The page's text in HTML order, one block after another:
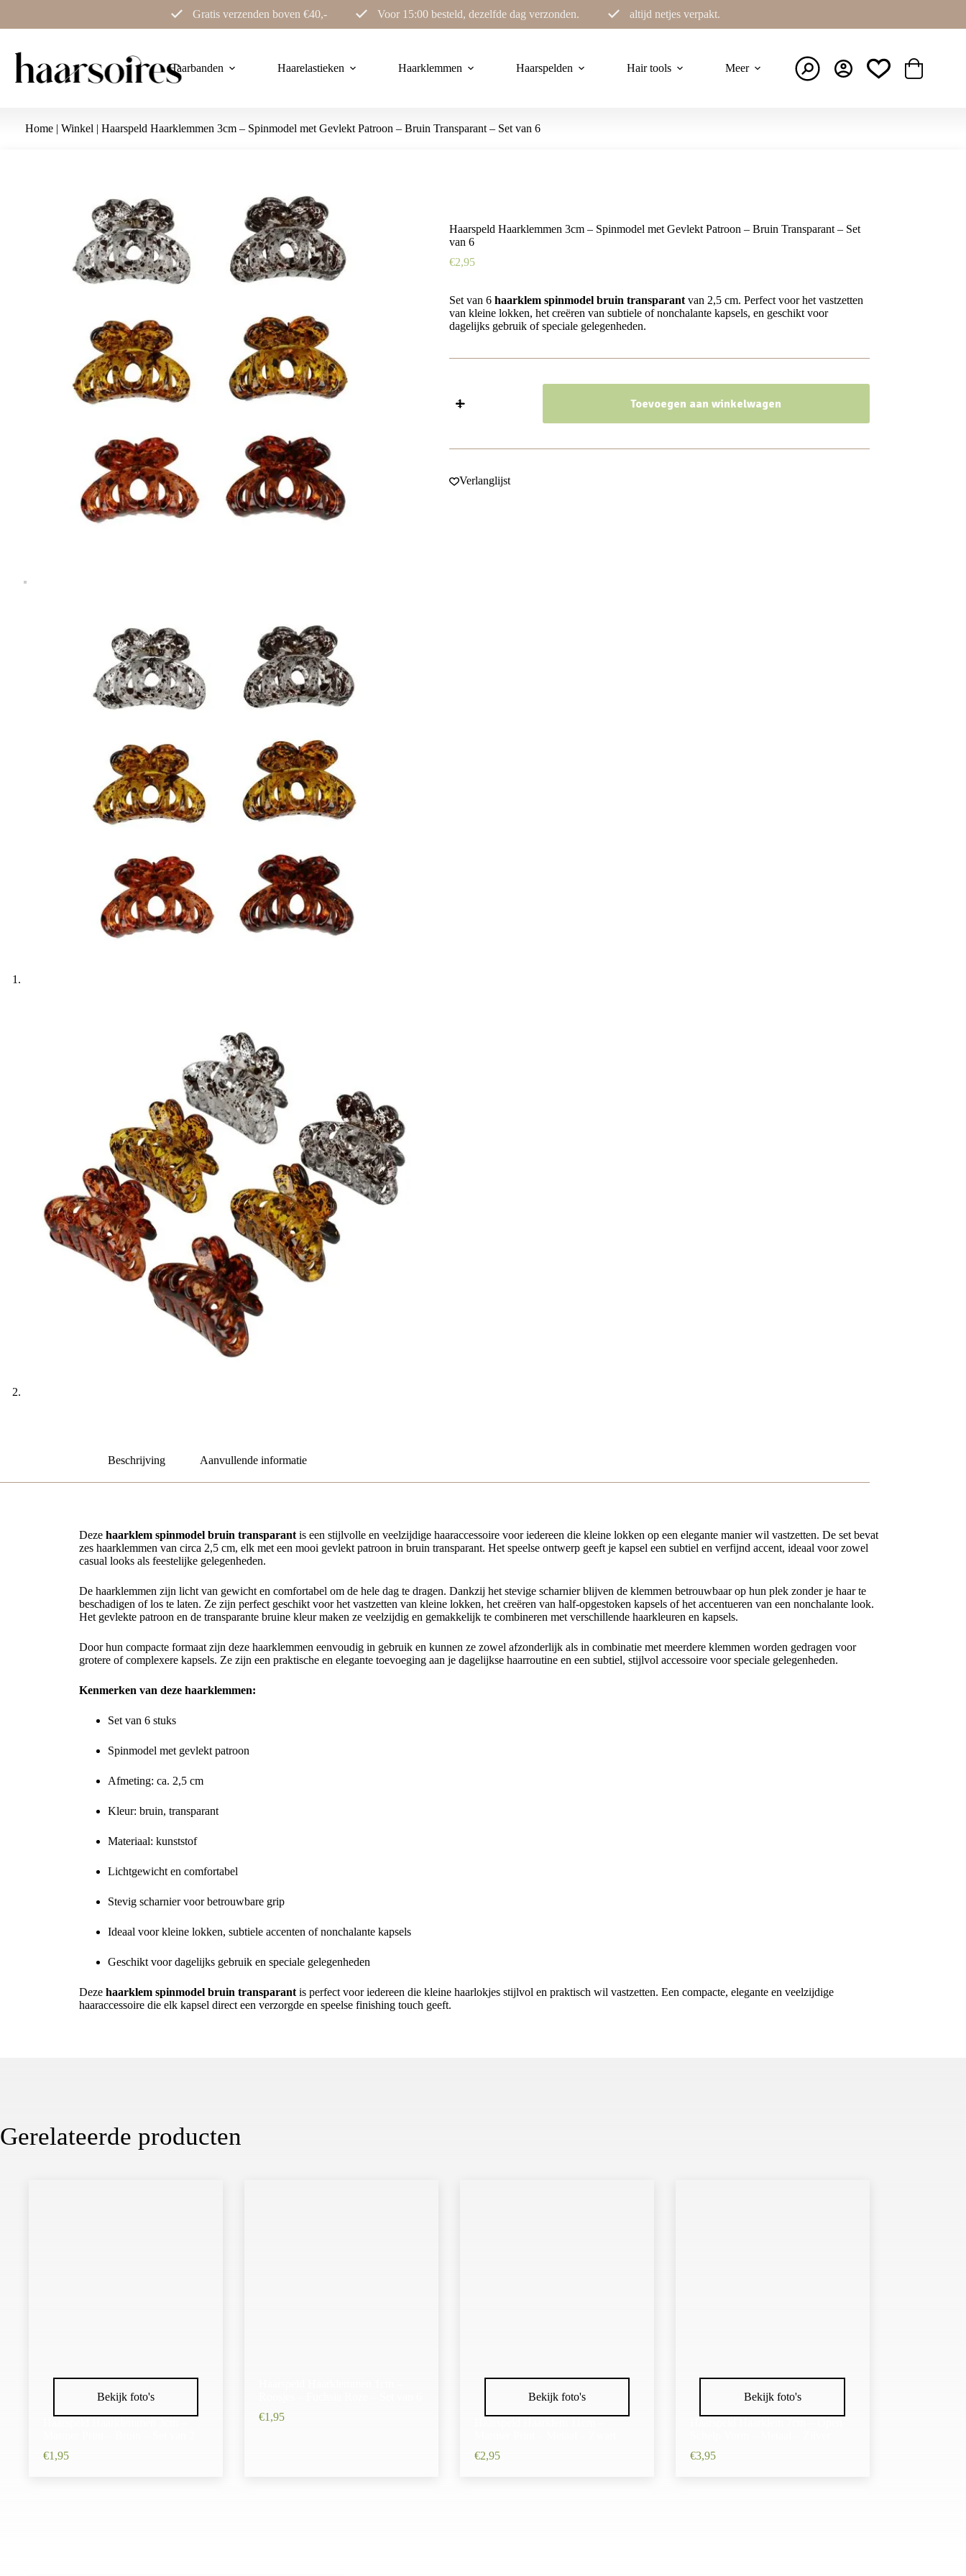
de
Gratis verzenden boven €40,- Voor 15:00 besteld, dezelfde dag verzonden. altijd netjes verpakt.
Haarbanden Haarelastieken Haarklemmen Haarspelden Hair tools Meer Winkelwagen
Home | Winkel | Haarspeld Haarklemmen 3cm – Spinmodel met Gevlekt Patroon – Bruin Transparant – Set van 6
Haarspeld Haarklemmen 3cm – Spinmodel met Gevlekt Patroon – Bruin Transparant – Set
van 6
€2,95
Set van 6 haarklem spinmodel bruin transparantvan 2,5 cm. Perfect voor het vastzetten
van kleine lokken, het creëren van subtiele of nonchalante kapsels, en geschikt voor
dagelijks gebruik of speciale gelegenheden.
Haarklemmen
met
Patroon
–
Toevoegen aan winkelwagen
Verlanglijst
Beschrijving Aanvullende informatie
Deze haarklem spinmodel bruin transparant is een stijlvolle en veelzijdige haaraccessoire voor iedereen die kleine lokken op een elegante manier wil vastzetten. De set bevat
zes haarklemmen van circa 2,5 cm, elk met een mooi gevlekt patroon in bruin transparant. Het speelse ontwerp geeft je kapsel een subtiel en verfijnd accent, ideaal voor zowel
casual looks als feestelijke gelegenheden.
De haarklemmen zijn licht van gewicht en comfortabel om de hele dag te dragen. Dankzij het stevige scharnier blijven de klemmen betrouwbaar op hun plek zonder je haar te
beschadigen of los te laten. Ze zijn perfect geschikt voor het vastzetten van kleine lokken, het creëren van half-opgestoken kapsels of het accentueren van een nonchalante look.
Het gevlekte patroon en de transparante bruine kleur maken ze veelzijdig en gemakkelijk te combineren met verschillende haarkleuren en kapsels.
Door hun compacte formaat zijn deze haarklemmen eenvoudig in gebruik en kunnen ze zowel afzonderlijk als in combinatie met meerdere klemmen worden gedragen voor
grotere of complexere kapsels. Ze zijn een praktische en elegante toevoeging aan je dagelijkse haarroutine en een subtiel, stijlvol accessoire voor speciale gelegenheden.
Kenmerken van deze haarklemmen:
Set van 6 stuks
Spinmodel met gevlekt patroon
Afmeting: ca. 2,5 cm
Kleur: bruin, transparant
Materiaal: kunststof
Lichtgewicht en comfortabel
Stevig scharnier voor betrouwbare grip
Ideaal voor kleine lokken, subtiele accenten of nonchalante kapsels
Geschikt voor dagelijks gebruik en speciale gelegenheden
Deze haarklem spinmodel bruin transparant is perfect voor iedereen die kleine haarlokjes stijlvol en praktisch wil vastzetten. Een compacte, elegante en veelzijdige
haaraccessoire die elk kapsel direct een verzorgde en speelse finishing touch geeft.
Gerelateerde producten
Bekijk foto's
€1,95
€1,95
Bekijk foto's
€2,95
Bekijk foto's
€3,95